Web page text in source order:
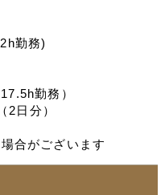
勤務)
勤務）
日分）
合がございます